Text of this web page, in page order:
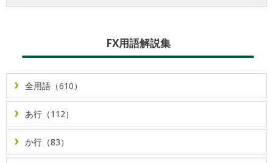
FX用語解説集
全用語（610）
あ行（112）
か行（83）